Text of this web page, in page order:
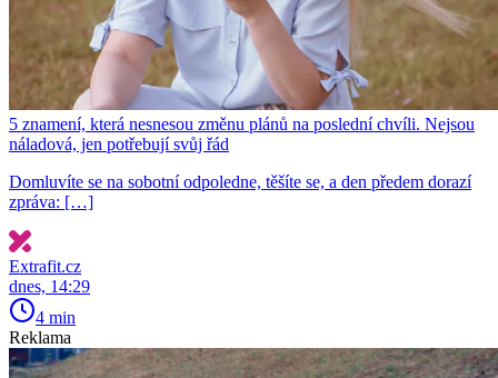
5 znamení, která nesnesou změnu plánů na poslední chvíli. Nejsou
náladová, jen potřebují svůj řád
Domluvíte se na sobotní odpoledne, těšíte se, a den předem dorazí
zpráva: […]
Extrafit.cz
dnes, 14:29
4 min
Reklama